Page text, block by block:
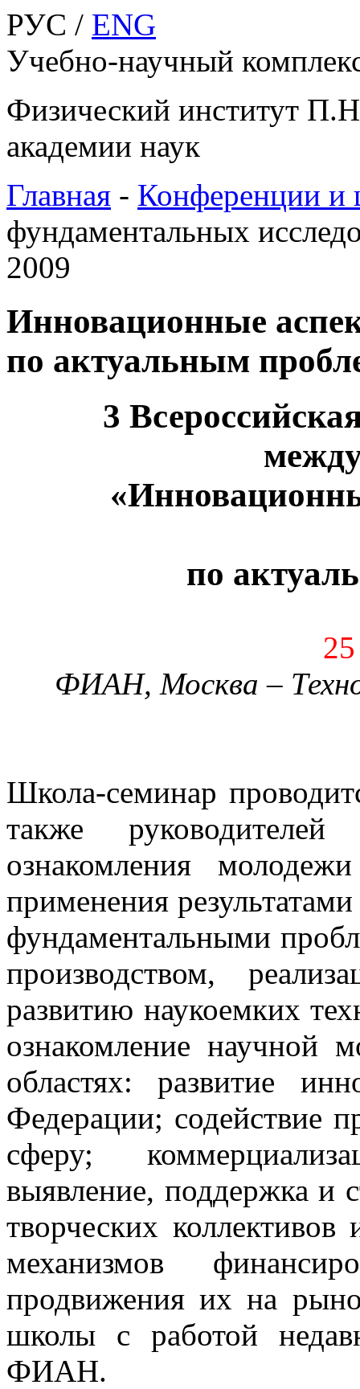
РУС / ENG
Учебно-научный
Физический институт
академии наук
Главная - Конференции и
фундаментальных
2009
Инновационные
по актуальным
3
по
ФИАН, Москва –
Школа-семинар
также
ознакомления
применения
фундаментальными
производством,
развитию наукоемких
ознакомление научной
областях: развитие
Федерации; содействие
сферу;
выявление, поддержка и
творческих
механизмов
продвижения их на
школы с работой
ФИАН.